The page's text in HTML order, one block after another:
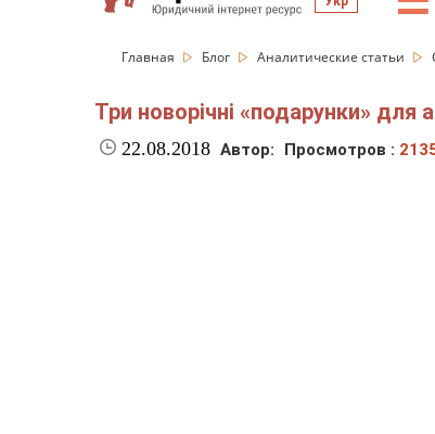
Главная Блог Аналитические статьи
Три новорічні «подарунки» для
22.08.2018 Автор: Просмотров :